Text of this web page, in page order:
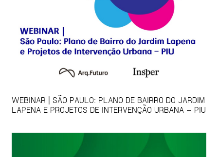
WEBINAR | SÃO PAULO: PLANO DE BAIRRO DO JARDIM
LAPENA E PROJETOS DE INTERVENÇÃO URBANA – PIU